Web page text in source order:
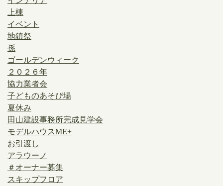
上棟
イベント
地鎮祭
孫
ゴールデンウィーク
２０２６年
協力業者会
子どものあそび場
夏休み
田山建設事務所完成見学会
モデルハウスME+
お引渡し
アラウーノ
＃オーナー募集
スキップフロア